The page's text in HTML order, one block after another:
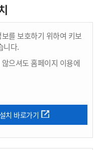
를 보호하기 위하여 키보
니다.
으셔도 홈페이지 이용에
치 바로가기